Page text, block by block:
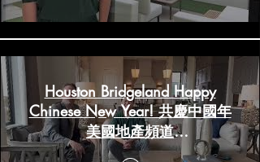
Houston Bridgeland Happy
Chinese New Year! 共慶中國年
美國地產頻道
www.HoustonRealestateChannels.com